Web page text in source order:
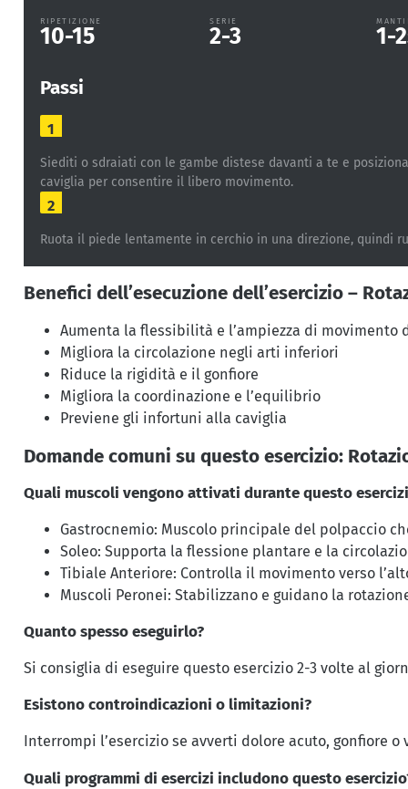
RIPETIZIONE
10-15
SERIE
2-3 1-2
Passi
1
Siediti o sdraiati con le gambe distese davanti a te e
caviglia per consentire il libero movimento.
2
Ruota il piede lentamente in cerchio in una direzione, quindi
Benefici dell’esecuzione dell’esercizio –
Aumenta la flessibilità e l’ampiezza di movimento
Migliora la circolazione negli arti inferiori
Riduce la rigidità e il gonfiore
Migliora la coordinazione e l’equilibrio
Previene gli infortuni alla caviglia
Domande comuni su questo esercizio:
Quali muscoli vengono attivati durante questo
Gastrocnemio: Muscolo principale del polpaccio
Soleo: Supporta la flessione plantare e la
Tibiale Anteriore: Controlla il movimento verso
Muscoli Peronei: Stabilizzano e guidano la
Quanto spesso eseguirlo?
Si consiglia di eseguire questo esercizio 2-3 volte al
Esistono controindicazioni o limitazioni?
Interrompi l’esercizio se avverti dolore acuto, gonfiore
Quali programmi di esercizi includono questo